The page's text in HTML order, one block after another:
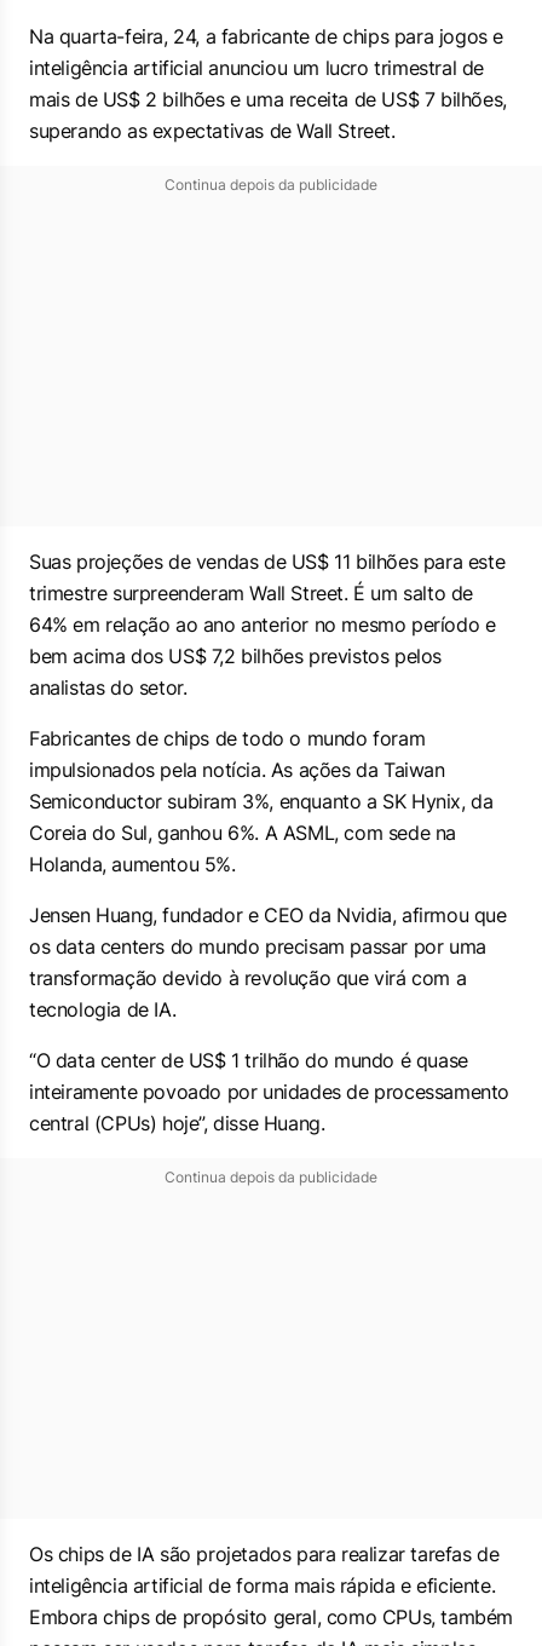
Na quarta-feira, 24, a fabricante de chips para jogos e
inteligência artificial anunciou um lucro trimestral de
mais de US$ 2 bilhões e uma receita de US$ 7 bilhões,
superando as expectativas de Wall Street.
Continua depois da publicidade
Suas projeções de vendas de US$ 11 bilhões para este
trimestre surpreenderam Wall Street. É um salto de
64% em relação ao ano anterior no mesmo período e
bem acima dos US$ 7,2 bilhões previstos pelos
analistas do setor.
Fabricantes de chips de todo o mundo foram
impulsionados pela notícia. As ações da Taiwan
Semiconductor subiram 3%, enquanto a SK Hynix, da
Coreia do Sul, ganhou 6%. A ASML, com sede na
Holanda, aumentou 5%.
Jensen Huang, fundador e CEO da Nvidia, afirmou que
os data centers do mundo precisam passar por uma
transformação devido à revolução que virá com a
tecnologia de IA.
“O data center de US$ 1 trilhão do mundo é quase
inteiramente povoado por unidades de processamento
central (CPUs) hoje”, disse Huang.
Continua depois da publicidade
Os chips de IA são projetados para realizar tarefas de
inteligência artificial de forma mais rápida e eficiente.
Embora chips de propósito geral, como CPUs, também